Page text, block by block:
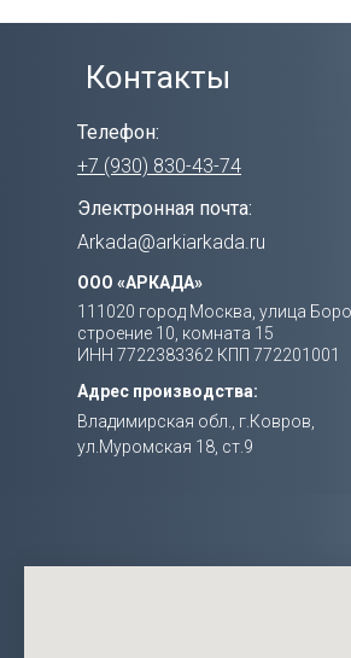
Контакты
Телефон:
Электронная почта:
+7 (930) 830-43-74
Arkada@arkiarkada.ru
ООО «АРКАДА»
111020 город Москва, улица
строение 10, комната 15
ИНН 7722383362 КПП 772201001
Владимирская обл., г.Ковров,
ул.Муромская 18, ст.9
Адрес производства: